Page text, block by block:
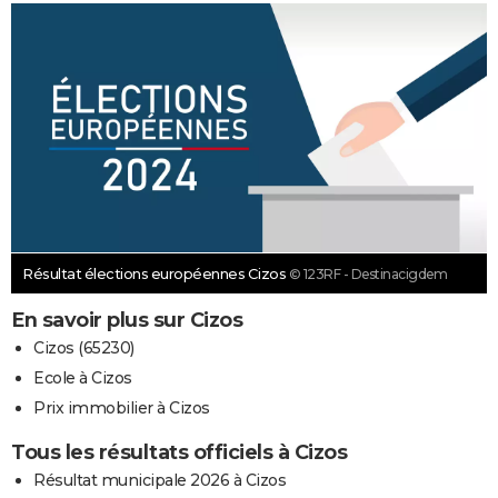
Résultat élections européennes Cizos © 123RF - Destinacigdem
En savoir plus sur Cizos
Cizos (65230)
Ecole à Cizos
Prix immobilier à Cizos
Tous les résultats officiels à Cizos
Résultat municipale 2026 à Cizos